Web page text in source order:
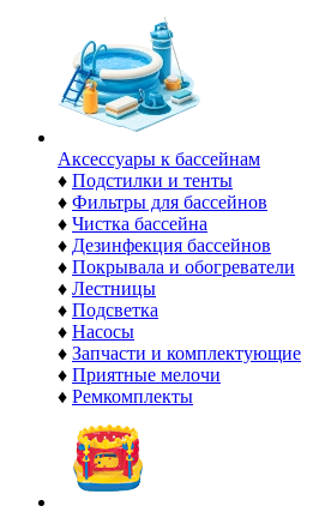
Аксессуары к бассейнам
♦ Подстилки и тенты
♦ Фильтры для бассейнов
♦ Чистка бассейна
♦ Дезинфекция бассейнов
♦ Покрывала и обогреватели
♦ Лестницы
♦ Подсветка
♦ Насосы
♦ Запчасти и комплектующие
♦ Приятные мелочи
♦ Ремкомплекты